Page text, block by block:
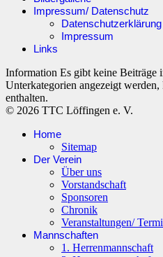
Impressum/ Datenschutz
Datenschutzerklärung
Impressum
Links
Information Es gibt keine Beiträge
Unterkategorien angezeigt
enthalten.
© 2026 TTC Löffingen e. V.
Home
Sitemap
Der Verein
Über uns
Vorstandschaft
Sponsoren
Chronik
Veranstaltungen/
Mannschaften
1. Herrenmannschaft